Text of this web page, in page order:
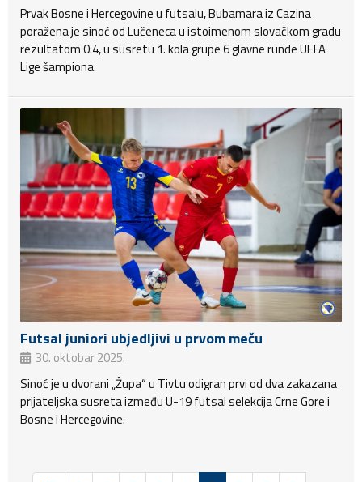
Prvak Bosne i Hercegovine u futsalu, Bubamara iz Cazina
poražena je sinoć od Lučeneca u istoimenom slovačkom gradu
rezultatom 0:4, u susretu 1. kola grupe 6 glavne runde UEFA
Lige šampiona.
Futsal juniori ubjedljivi u prvom meču
30. oktobar 2025.
Sinoć je u dvorani „Župa“ u Tivtu odigran prvi od dva zakazana
prijateljska susreta između U-19 futsal selekcija Crne Gore i
Bosne i Hercegovine.